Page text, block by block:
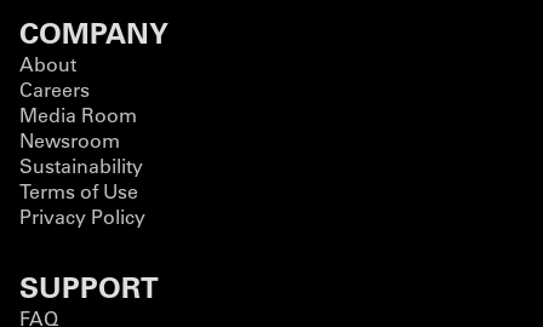
COMPANY
About
Careers
Media Room
Newsroom
Sustainability
Terms of Use
Privacy Policy
SUPPORT
FAQ